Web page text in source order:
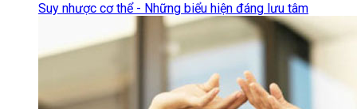
Suy nhược cơ thể - Những biểu hiện đáng lưu tâm